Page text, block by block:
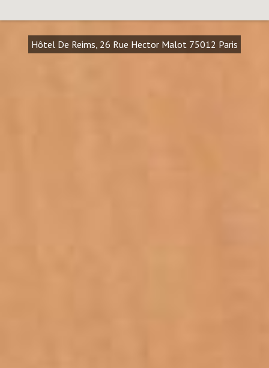
Hôtel De Reims, 26 Rue Hector Malot 75012 Paris